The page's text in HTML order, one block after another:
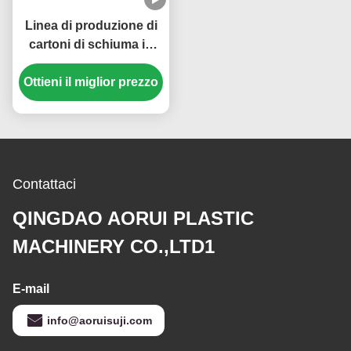
Linea di produzione di
cartoni di schiuma in
PVC Macchina per la
produzione di cartoni di
schiuma in PVC Celuka
Ottieni il miglior prezzo
Contattaci
QINGDAO AORUI PLASTIC
MACHINERY CO.,LTD1
E-mail
info@aoruisuji.com